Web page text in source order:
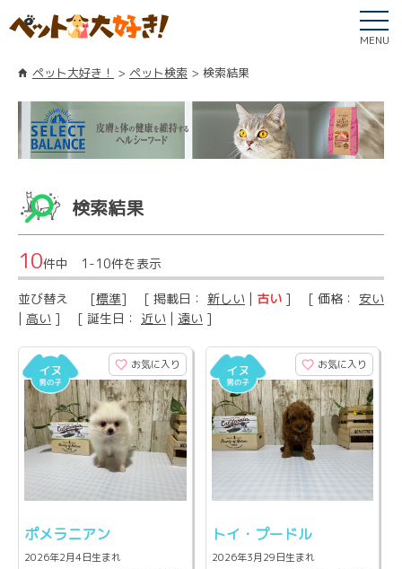
MENU
ペット大好き！ ペット検索 検索結果
検索結果
10件中 1-10件を表示
並び替え [標準] [ 掲載日： 新しい | 古い ] [ 価格： 安い
| 高い ] [ 誕生日： 近い | 遠い ]
お気に入り
ポメラニアン
2026年2月4日生まれ
お気に入り
トイ・プードル
2026年3月29日生まれ